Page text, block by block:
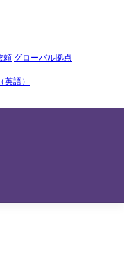
頼 グローバル拠点
語）